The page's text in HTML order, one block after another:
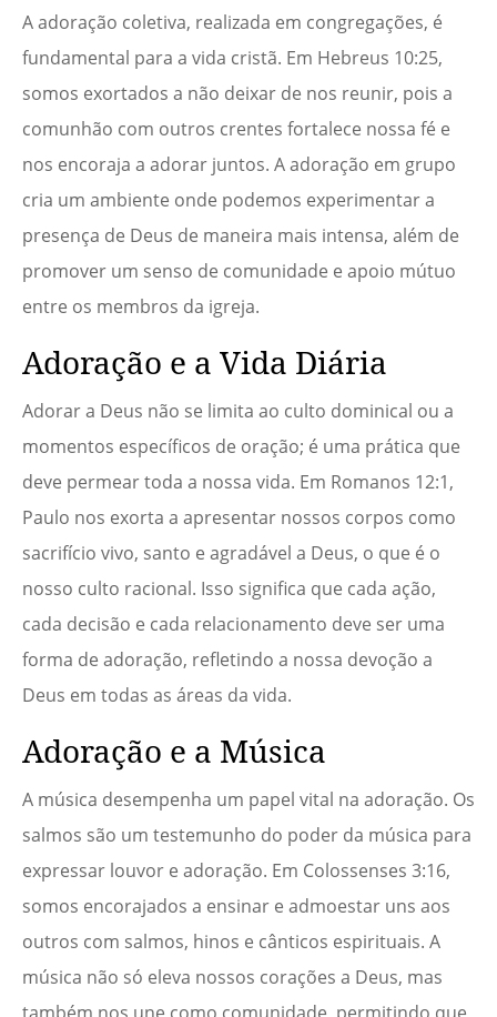
A adoração coletiva, realizada em congregações, é
fundamental para a vida cristã. Em Hebreus 10:25,
somos exortados a não deixar de nos reunir, pois a
comunhão com outros crentes fortalece nossa fé e
nos encoraja a adorar juntos. A adoração em grupo
cria um ambiente onde podemos experimentar a
presença de Deus de maneira mais intensa, além de
promover um senso de comunidade e apoio mútuo
entre os membros da igreja.
Adoração e a Vida Diária
Adorar a Deus não se limita ao culto dominical ou a
momentos específicos de oração; é uma prática que
deve permear toda a nossa vida. Em Romanos 12:1,
Paulo nos exorta a apresentar nossos corpos como
sacrifício vivo, santo e agradável a Deus, o que é o
nosso culto racional. Isso significa que cada ação,
cada decisão e cada relacionamento deve ser uma
forma de adoração, refletindo a nossa devoção a
Deus em todas as áreas da vida.
Adoração e a Música
A música desempenha um papel vital na adoração. Os
salmos são um testemunho do poder da música para
expressar louvor e adoração. Em Colossenses 3:16,
somos encorajados a ensinar e admoestar uns aos
outros com salmos, hinos e cânticos espirituais. A
música não só eleva nossos corações a Deus, mas